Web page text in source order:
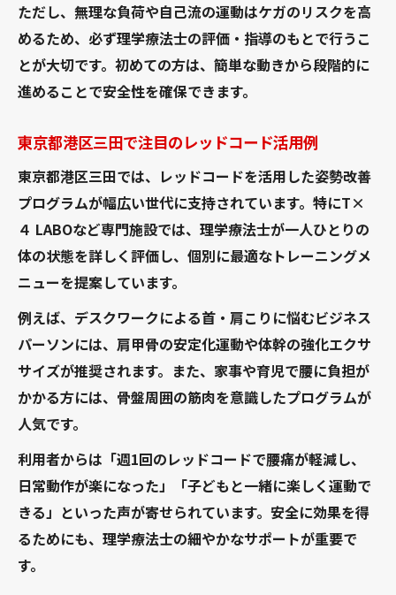
レッドコードで身につく体幹の安定感
理学療法士解説レッドコードメソッドの全
貌
ト
レッドコードが支える安全な姿勢強化法
三田エリアで広まるレッドコードの魅力
無理なく続く姿勢改善プログラムの選び方
レッドコードを使った継続可能なプログラ
ム
理学療法士が推奨する姿勢改善プランの特
徴
三田エリアで人気のレッドコードプログラ
ム
個別対応可能なレッドコードプログラム選
び
ただし、無理な負荷や自己流の運動はケガのリスクを高
めるため、必ず理学療法士の評価・指導のもとで行うこ
とが大切です。初めての方は、簡単な動きから段階的に
進めることで安全性を確保できます。
東京都港区三田で注目のレッドコード活用例
東京都港区三田では、レッドコードを活用した姿勢改善
プログラムが幅広い世代に支持されています。特にT×
４ LABOなど専門施設では、理学療法士が一人ひとりの
体の状態を詳しく評価し、個別に最適なトレーニングメ
ニューを提案しています。
例えば、デスクワークによる首・肩こりに悩むビジネス
パーソンには、肩甲骨の安定化運動や体幹の強化エクサ
サイズが推奨されます。また、家事や育児で腰に負担が
かかる方には、骨盤周囲の筋肉を意識したプログラムが
人気です。
利用者からは「週1回のレッドコードで腰痛が軽減し、
日常動作が楽になった」「子どもと一緒に楽しく運動で
きる」といった声が寄せられています。安全に効果を得
るためにも、理学療法士の細やかなサポートが重要で
す。